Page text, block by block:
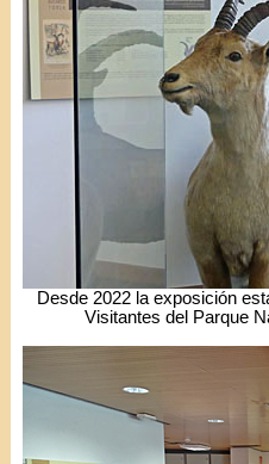
Desde 2022 la exposición
Visitantes del Parque